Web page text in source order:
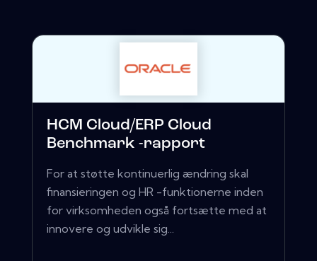
HCM Cloud/ERP Cloud
Benchmark -rapport
For at støtte kontinuerlig ændring skal
finansieringen og HR -funktionerne inden
for virksomheden også fortsætte med at
innovere og udvikle sig...